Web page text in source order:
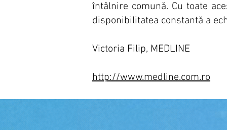
întâlnire comună. Cu toate
disponibilitatea constantă a
Victoria Filip, MEDLINE
http://www.medline.com.ro